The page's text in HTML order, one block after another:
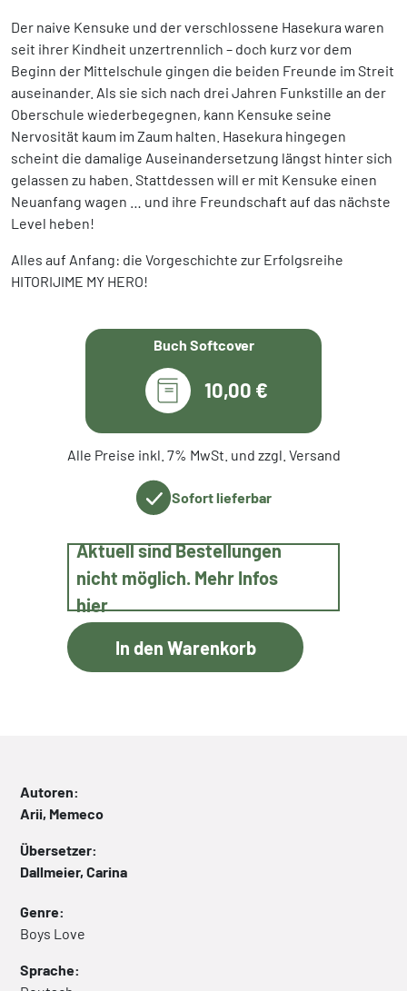
Der naive Kensuke und der verschlossene Hasekura waren
seit ihrer Kindheit unzertrennlich – doch kurz vor dem
Beginn der Mittelschule gingen die beiden Freunde im Streit
auseinander. Als sie sich nach drei Jahren Funkstille an der
Oberschule wiederbegegnen, kann Kensuke seine
Nervosität kaum im Zaum halten. Hasekura hingegen
scheint die damalige Auseinandersetzung längst hinter sich
gelassen zu haben. Stattdessen will er mit Kensuke einen
Neuanfang wagen … und ihre Freundschaft auf das nächste
Level heben!
Alles auf Anfang: die Vorgeschichte zur Erfolgsreihe
HITORIJIME MY HERO!
Buch Softcover
10,00 €
Alle Preise inkl. 7% MwSt. und zzgl. Versand
Sofort lieferbar
Aktuell sind Bestellungen
nicht möglich. Mehr Infos
hier
Autoren:
Arii, Memeco
Übersetzer:
Dallmeier, Carina
Genre:
Boys Love
Sprache: